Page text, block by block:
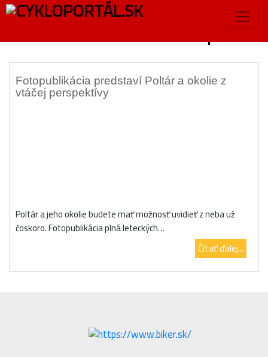
Značka:videomapa
Fotopublikácia predstaví Poltár a okolie z
vtáčej perspektívy
Poltár a jeho okolie budete mať možnosť uvidieť z neba už
čoskoro. Fotopublikácia plná leteckých…
Čítať ďalej...